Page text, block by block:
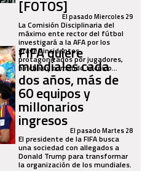
[FOTOS]El pasado Miercoles 29
La Comisión Disciplinaria del
máximo ente rector del fútbol
investigará a la AFA por los
graves incidentes
protagonizados por jugadores,
hinchas y comando técnico...
FIFA quiere
mundiales cada
dos años, más de
60 equipos y
millonarios
ingresos El pasado Martes 28
El presidente de la FIFA busca
una sociedad con allegados a
Donald Trump para transformar
la organización de los mundiales.